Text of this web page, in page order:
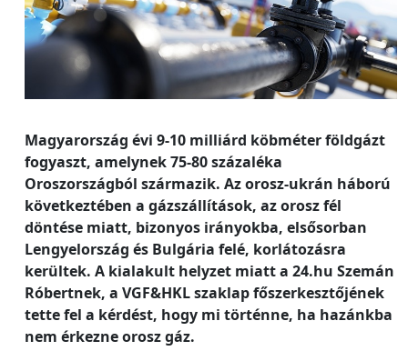
Magyarország évi 9-10 milliárd köbméter földgázt
fogyaszt, amelynek 75-80 százaléka
Oroszországból származik. Az orosz-ukrán háború
következtében a gázszállítások, az orosz fél
döntése miatt, bizonyos irányokba, elsősorban
Lengyelország és Bulgária felé, korlátozásra
kerültek. A kialakult helyzet miatt a 24.hu Szemán
Róbertnek, a VGF&HKL szaklap főszerkesztőjének
tette fel a kérdést, hogy mi történne, ha hazánkba
nem érkezne orosz gáz.